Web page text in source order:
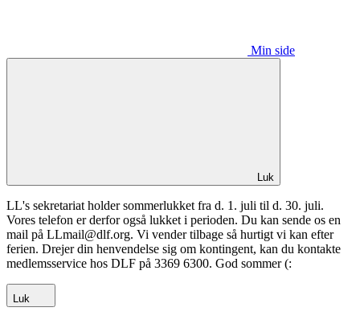
Min side
Luk
LL's sekretariat holder sommerlukket fra d. 1. juli til d. 30. juli.
Vores telefon er derfor også lukket i perioden. Du kan sende os en
mail på LLmail@dlf.org. Vi vender tilbage så hurtigt vi kan efter
ferien. Drejer din henvendelse sig om kontingent, kan du kontakte
medlemsservice hos DLF på 3369 6300. God sommer (:
Luk